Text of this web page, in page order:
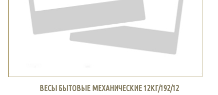
ВЕСЫ БЫТОВЫЕ МЕХАНИЧЕСКИЕ 12КГ/192/12